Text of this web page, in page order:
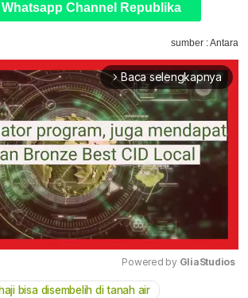
Whatsapp Channel Republika
sumber : Antara
arrow_forward_ios Baca selengkapnya
Powered by GliaStudios
bisa disembelih di tanah air